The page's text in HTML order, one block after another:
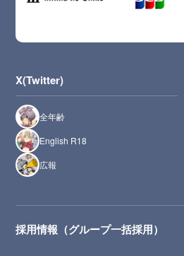
X(Twitter)
全年齢
English R18
広報
採用情報（グループ一括採用）